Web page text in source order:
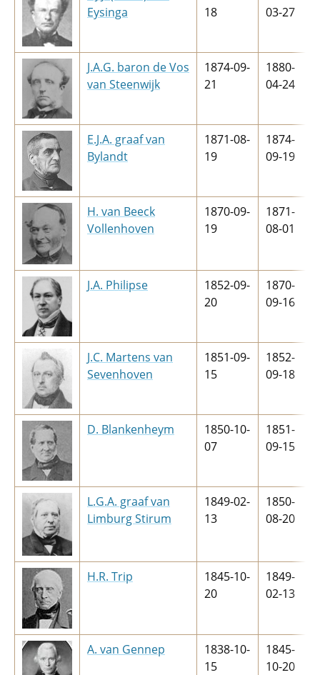
Eysinga
18
03-27
J.A.G. baron de Vos
van Steenwijk
1874-09-
21
1880-
04-24
E.J.A. graaf van
Bylandt
1871-08-
19
1874-
09-19
H. van Beeck
Vollenhoven
1870-09-
19
1871-
08-01
J.A. Philipse
1852-09-
20
1870-
09-16
J.C. Martens van
Sevenhoven
1851-09-
15
1852-
09-18
D. Blankenheym
1850-10-
07
1851-
09-15
L.G.A. graaf van
Limburg Stirum
1849-02-
13
1850-
08-20
H.R. Trip
1845-10-
20
1849-
02-13
A. van Gennep
1838-10-
15
1845-
10-20